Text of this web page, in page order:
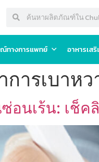
ทางการแพทย์ อาหารเส
การเบาห
ซ่อนเร้น: เช็